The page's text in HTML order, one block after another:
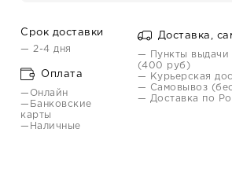
Срок доставки
— 2-4 дня
Оплата
—Онлайн
—Банковские
карты
—Наличные
Доставка,
— Пункты выдачи
(400 руб)
— Курьерская
— Самовывоз
— Доставка по